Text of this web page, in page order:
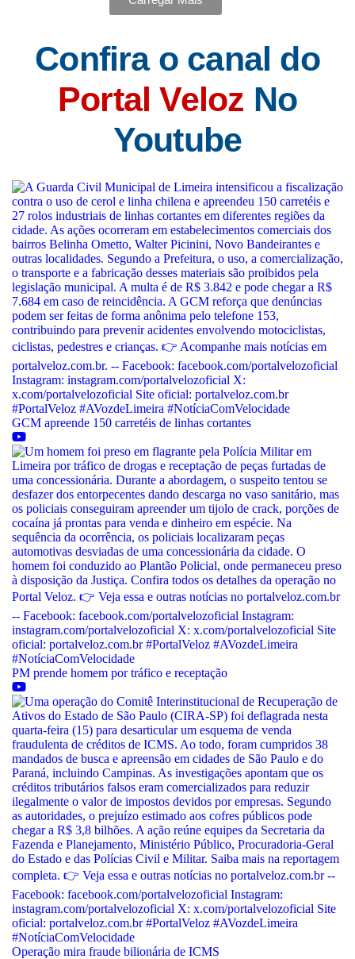
Confira o canal do
Portal Veloz No
Youtube
GCM apreende 150 carretéis de linhas cortantes
PM prende homem por tráfico e receptação
Operação mira fraude bilionária de ICMS